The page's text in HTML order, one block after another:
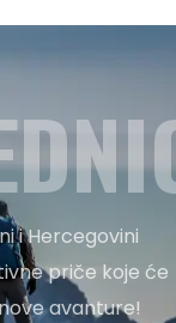
i Hercegovini
priče koje će
avanture!